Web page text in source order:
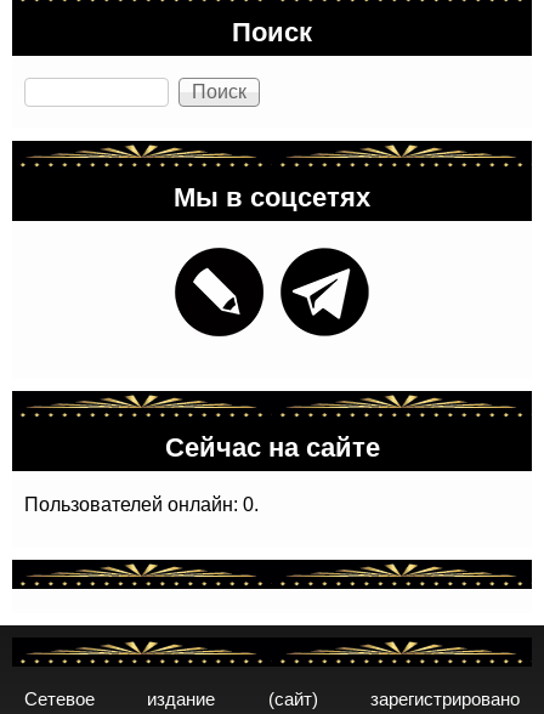
Поиск
Поиск
Мы в соцсетях
Сейчас на сайте
Пользователей онлайн: 0.
Сетевое издание (сайт) зарегистрировано